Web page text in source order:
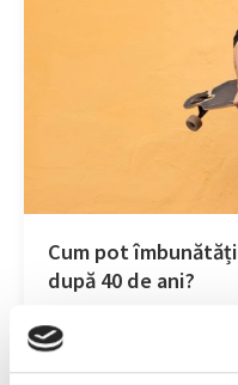
Cum pot
după 40 de ani?
Sursa foto:
schimbări pe care le
nu fac…